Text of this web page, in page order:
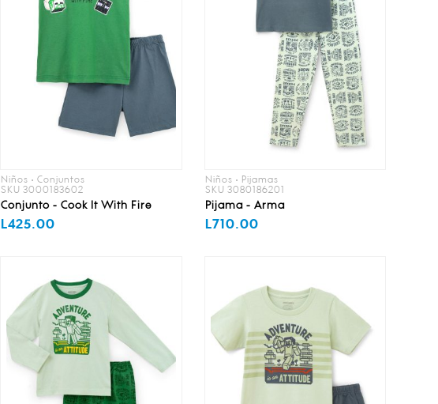
Niños • Conjuntos
SKU 3000183602
Conjunto - Cook It With Fire
L425.00
Niños • Pijamas
SKU 3080186201
Pijama - Arma
L710.00